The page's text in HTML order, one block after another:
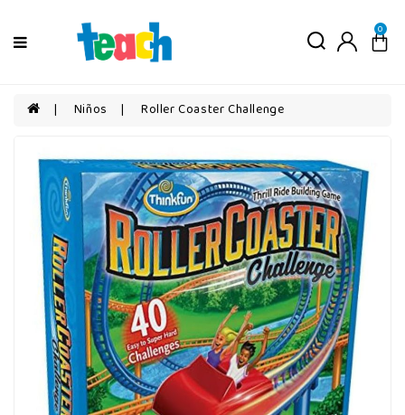
Niñas
Por
edad
categorías
0
Niños Roller Coaster Challenge